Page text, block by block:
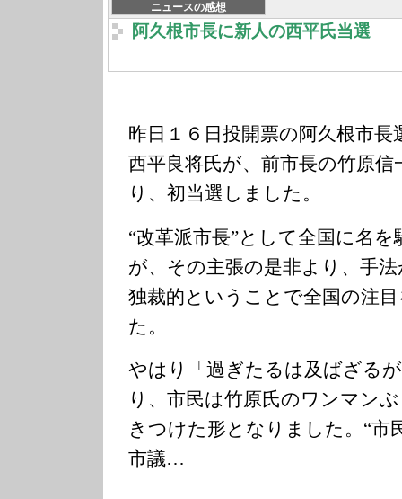
ニュースの感想
阿久根市長に新人の西平氏当選
昨日１６日投開票の阿久根市
西平良将氏が、前市長の竹原
り、初当選しました。
“改革派市長”として全国に名
が、その主張の是非より、手
独裁的ということで全国の注
た。
やはり「過ぎたるは及ばざる
り、市民は竹原氏のワンマン
きつけた形となりました。“市
市議…